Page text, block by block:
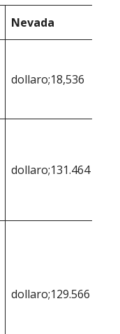
Nevada
dollaro;18,536
dollaro;131.464
dollaro;129.566